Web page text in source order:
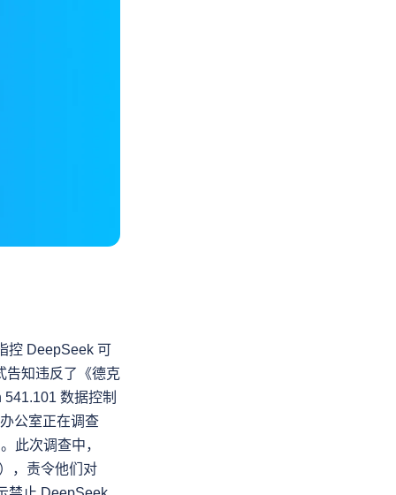
控 DeepSeek 可
告知违反了《德克
数据控制
公室正在调查
此次调查中，
，责令他们对